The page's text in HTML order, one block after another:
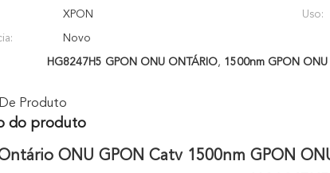
XPON Uso:
Novo
HG8247H5 GPON ONU ONTÁRIO, 1500nm GPON ONU
Produto
do produto
ONU GPON Catv 1500nm GPON